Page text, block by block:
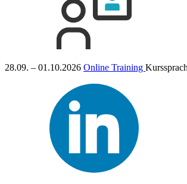
28.09. – 01.10.2026 Online Training